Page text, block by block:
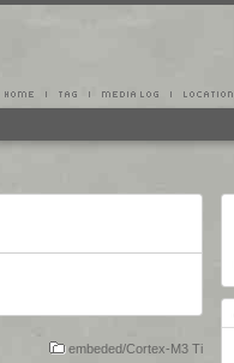
embeded/Cortex-M3 Ti